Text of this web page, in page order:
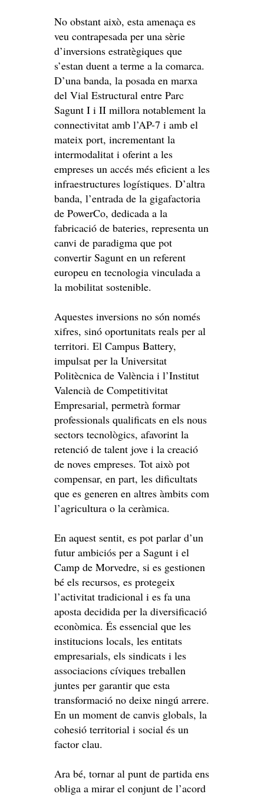
No obstant això, esta amenaça es
veu contrapesada per una sèrie
d’inversions estratègiques que
s’estan duent a terme a la comarca.
D’una banda, la posada en marxa
del Vial Estructural entre Parc
Sagunt I i II millora notablement la
connectivitat amb l’AP-7 i amb el
mateix port, incrementant la
intermodalitat i oferint a les
empreses un accés més eficient a les
infraestructures logístiques. D’altra
banda, l’entrada de la gigafactoria
de PowerCo, dedicada a la
fabricació de bateries, representa un
canvi de paradigma que pot
convertir Sagunt en un referent
europeu en tecnologia vinculada a
la mobilitat sostenible.
Aquestes inversions no són només
xifres, sinó oportunitats reals per al
territori. El Campus Battery,
impulsat per la Universitat
Politècnica de València i l’Institut
Valencià de Competitivitat
Empresarial, permetrà formar
professionals qualificats en els nous
sectors tecnològics, afavorint la
retenció de talent jove i la creació
de noves empreses. Tot això pot
compensar, en part, les dificultats
que es generen en altres àmbits com
l’agricultura o la ceràmica.
En aquest sentit, es pot parlar d’un
futur ambiciós per a Sagunt i el
Camp de Morvedre, si es gestionen
bé els recursos, es protegeix
l’activitat tradicional i es fa una
aposta decidida per la diversificació
econòmica. És essencial que les
institucions locals, les entitats
empresarials, els sindicats i les
associacions cíviques treballen
juntes per garantir que esta
transformació no deixe ningú arrere.
En un moment de canvis globals, la
cohesió territorial i social és un
factor clau.
Ara bé, tornar al punt de partida ens
obliga a mirar el conjunt de l’acord